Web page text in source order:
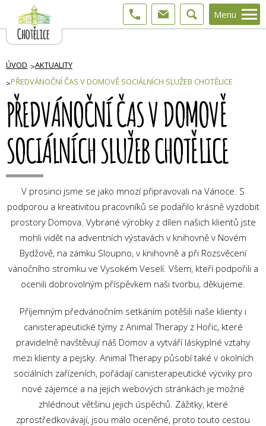
Menu
ÚVOD
AKTUALITY
PŘEDVÁNOČNÍ ČAS V DOMOVĚ SOCIÁLNÍCH SLUŽEB CHOTĚLICE
PŘEDVÁNOČNÍ ČAS V DOMOVĚ
SOCIÁLNÍCH SLUŽEB CHOTĚLICE
V prosinci jsme se jako mnozí připravovali na Vánoce. S
podporou a kreativitou pracovníků se podařilo krásně vyzdobit
prostory Domova. Vybrané výrobky z dílen našich klientů jste
mohli vidět na adventních výstavách v knihovně v Novém
Bydžově, na zámku Sloupno, v knihovně a při Rozsvěcení
vánočního stromku ve Vysokém Veselí. Všem, kteří podpořili a
ocenili dobrovolným příspěvkem naši tvorbu, děkujeme.
Příjemným předvánočním setkáním potěšili naše klienty i
canisterapeutické týmy z Animal Therapy z Hořic, které
pravidelně navštěvují náš Domov a vytváří láskyplné vztahy
mezi klienty a pejsky. Animal Therapy působí také v okolních
sociálních zařízeních, pořádají canisterapeutické výcviky pro
nové zájemce a na jejich webových stránkách je možné
zhlédnout většinu jejich úspěchů. Zážitky, které
zprostředkovávají, jsou málo oceněné, proto touto cestou